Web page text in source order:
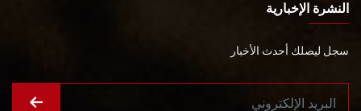
النشرة الإخبارية
سجل ليصلك أحدث الأخبار